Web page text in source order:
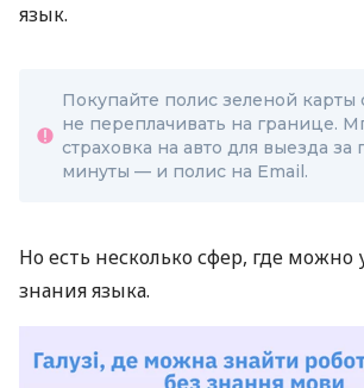
язык.
Покупайте полис зеленой карты
не переплачивать на границе.
страховка на авто для выезда за
минуты — и полис на Email.
Но есть несколько сфер, где можно
знания языка.